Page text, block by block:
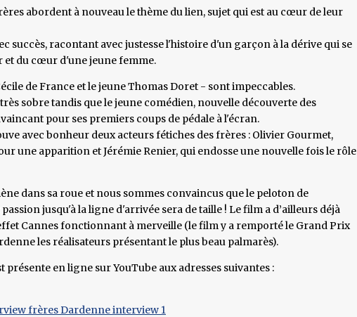
abordent à nouveau le thème du lien, sujet qui est au cœur de leur
succès, racontant avec justesse l'histoire d'un garçon à la dérive qui se
et du cœur d'une jeune femme.
de France et le jeune Thomas Doret - sont impeccables.
sobre tandis que le jeune comédien, nouvelle découverte des
pour ses premiers coups de pédale à l'écran.
avec bonheur deux acteurs fétiches des frères : Olivier Gourmet,
une apparition et Jérémie Renier, qui endosse une nouvelle fois le rôle
dans sa roue et nous sommes convaincus que le peloton de
jusqu'à la ligne d'arrivée sera de taille ! Le film a d’ailleurs déjà
Cannes fonctionnant à merveille (le film y a remporté le Grand Prix
les réalisateurs présentant le plus beau palmarès).
présente en ligne sur YouTube aux adresses suivantes :
frères Dardenne interview 1